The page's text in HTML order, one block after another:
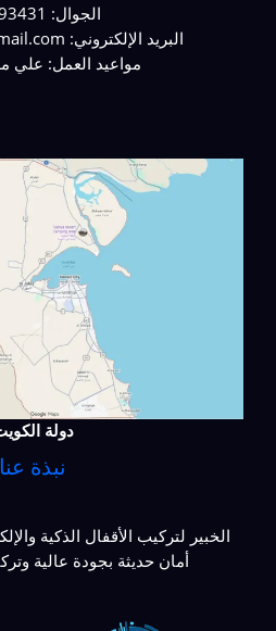
الجوال: 69993431
البريد الإلكتروني: najaralkawit@gmail.com
مواعيد العمل: علي
دولة
نبذة عنا
الخبير لتركيب الأقفال الذكية
أمان حديثة بجودة عالية